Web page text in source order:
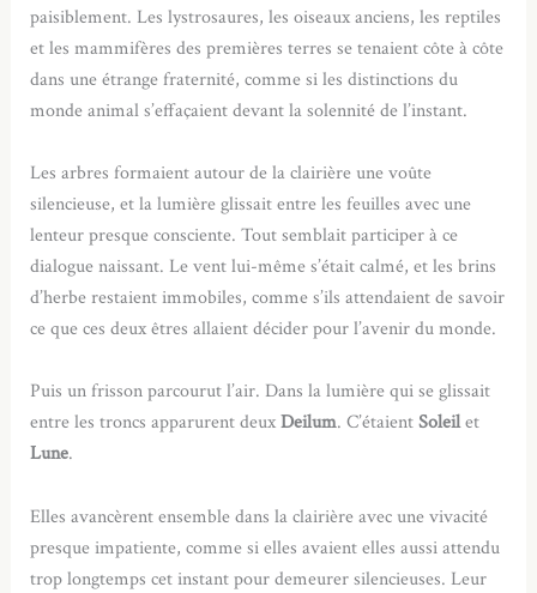
paisiblement. Les lystrosaures, les oiseaux anciens, les reptiles
et les mammifères des premières terres se tenaient côte à côte
dans une étrange fraternité, comme si les distinctions du
monde animal s’effaçaient devant la solennité de l’instant.
Les arbres formaient autour de la clairière une voûte
silencieuse, et la lumière glissait entre les feuilles avec une
lenteur presque consciente. Tout semblait participer à ce
dialogue naissant. Le vent lui-même s’était calmé, et les brins
d’herbe restaient immobiles, comme s’ils attendaient de savoir
ce que ces deux êtres allaient décider pour l’avenir du monde.
Puis un frisson parcourut l’air. Dans la lumière qui se glissait
entre les troncs apparurent deuxDeilum. C’étaientSoleilet
Lune.
Elles avancèrent ensemble dans la clairière avec une vivacité
presque impatiente, comme si elles avaient elles aussi attendu
trop longtemps cet instant pour demeurer silencieuses. Leur